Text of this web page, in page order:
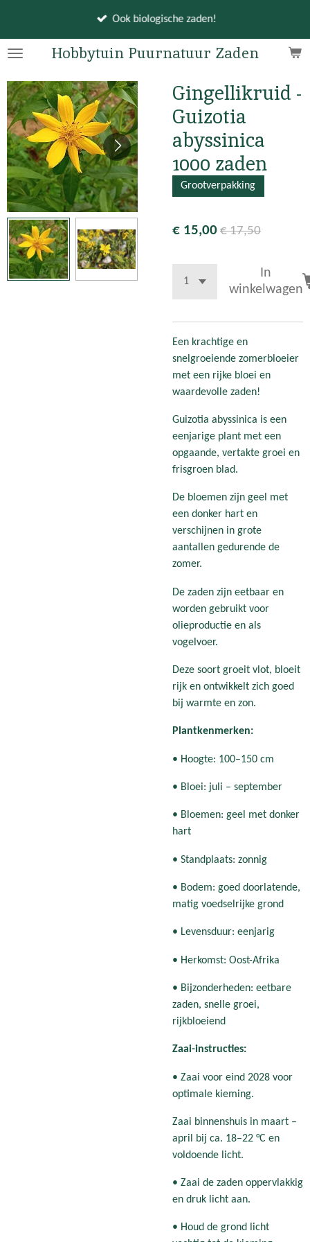
naar
hoofdinhoud
Hobbytuin Puurnatuur Zaden
Ook biologische zaden!
Gingellikruid -
Guizotia
abyssinica
1000 zaden
Grootverpakking
€ 15,00 € 17,50
In
winkelwagen
Een krachtige en
snelgroeiende zomerbloeier
met een rijke bloei en
waardevolle zaden!
Guizotia abyssinica is een
eenjarige plant met een
opgaande, vertakte groei en
frisgroen blad.
De bloemen zijn geel met
een donker hart en
verschijnen in grote
aantallen gedurende de
zomer.
De zaden zijn eetbaar en
worden gebruikt voor
olieproductie en als
vogelvoer.
Deze soort groeit vlot, bloeit
rijk en ontwikkelt zich goed
bij warmte en zon.
Plantkenmerken:
• Hoogte: 100–150 cm
• Bloei: juli – september
• Bloemen: geel met donker
hart
• Standplaats: zonnig
• Bodem: goed doorlatende,
matig voedselrijke grond
• Levensduur: eenjarig
• Herkomst: Oost-Afrika
• Bijzonderheden: eetbare
zaden, snelle groei,
rijkbloeiend
Zaai-instructies:
• Zaai voor eind 2028 voor
optimale kieming.
Zaai binnenshuis in maart –
april bij ca. 18–22 °C en
voldoende licht.
• Zaai de zaden oppervlakkig
en druk licht aan.
• Houd de grond licht